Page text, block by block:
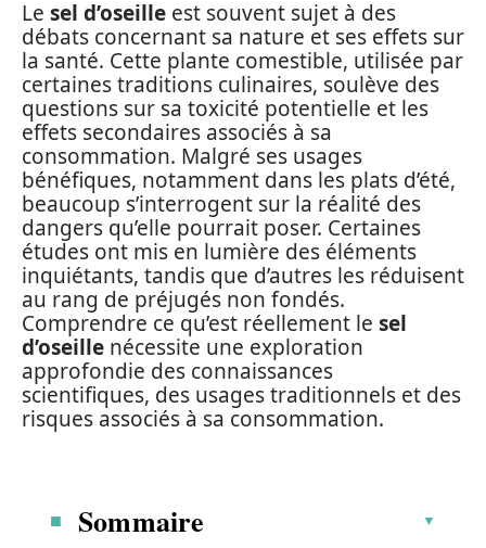
Le sel d’oseille est souvent sujet à des
débats concernant sa nature et ses effets sur
la santé. Cette plante comestible, utilisée par
certaines traditions culinaires, soulève des
questions sur sa toxicité potentielle et les
effets secondaires associés à sa
consommation. Malgré ses usages
bénéfiques, notamment dans les plats d’été,
beaucoup s’interrogent sur la réalité des
dangers qu’elle pourrait poser. Certaines
études ont mis en lumière des éléments
inquiétants, tandis que d’autres les réduisent
au rang de préjugés non fondés.
Comprendre ce qu’est réellement le sel
d’oseille nécessite une exploration
approfondie des connaissances
scientifiques, des usages traditionnels et des
risques associés à sa consommation.
Sommaire